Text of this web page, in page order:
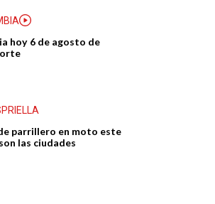
hoy 6 de agosto de
parrillero en moto este
las ciudades